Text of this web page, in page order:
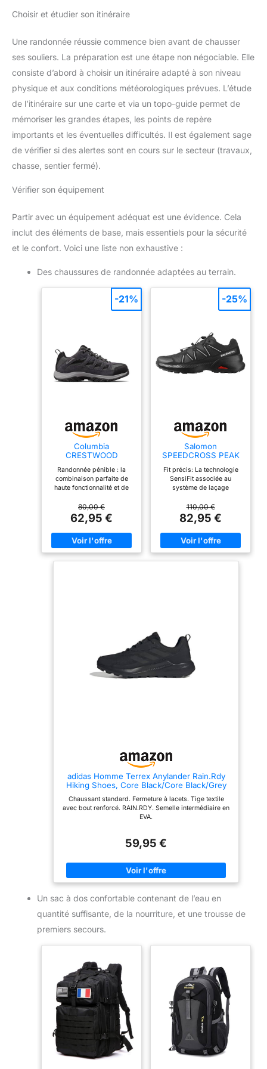
Choisir et étudier son itinéraire
Une randonnée réussie commence bien avant de chausser
ses souliers. La préparation est une étape non négociable. Elle
consiste d’abord à choisir un itinéraire adapté à son niveau
physique et aux conditions météorologiques prévues. L’étude
de l’itinéraire sur une carte et via un topo-guide permet de
mémoriser les grandes étapes, les points de repère
importants et les éventuelles difficultés. Il est également sage
de vérifier si des alertes sont en cours sur le secteur (travaux,
chasse, sentier fermé).
Vérifier son équipement
Partir avec un équipement adéquat est une évidence. Cela
inclut des éléments de base, mais essentiels pour la sécurité
et le confort. Voici une liste non exhaustive :
Des chaussures de randonnée adaptées au terrain.
Columbia
CRESTWOOD
De Randonnée Et
Trekking Homme,
Noir (Shark x
EU
Randonnée pénible : la
combinaison parfaite de
haute fonctionnalité et de
randonneur polyvalent vous
offrira des années de
service confortable
80,00 €
62,95 €
-21%
Salomon
SPEEDCROSS PEAK
randonnée pour
homme
Fit précis: La technologie
SensiFit associée au
système de laçage
et homogène, ajustable en
un instant. Protection tout-
terrain : Le pare-pierres et
la protection talon résistent
aux terrains les plus
accidentés. Adhérence
active: Avec son profil de
110,00 €
82,95 €
-25%
adidas Homme Terrex Anylander Rain.Rdy
Hiking Shoes, Core Black/Core Black/Grey
Chaussant standard. Fermeture à lacets. Tige textile
avec bout renforcé. RAIN.RDY. Semelle intermédiaire en
EVA.
59,95 €
Un sac à dos confortable contenant de l’eau en
quantité suffisante, de la nourriture, et une trousse de
premiers secours.